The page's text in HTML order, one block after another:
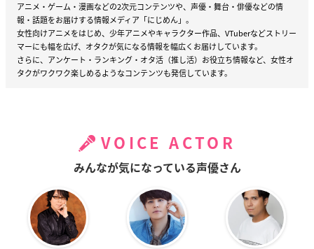
アニメ・ゲーム・漫画などの2次元コンテンツや、声優・舞台・俳優などの情
報・話題をお届けする情報メディア「にじめん」。
女性向けアニメをはじめ、少年アニメやキャラクター作品、VTuberなどストリー
マーにも幅を広げ、オタクが気になる情報を幅広くお届けしています。
さらに、アンケート・ランキング・オタ活（推し活）お役立ち情報など、女性オ
タクがワクワク楽しめるようなコンテンツも発信しています。
VOICE ACTOR
みんなが気になっている声優さん